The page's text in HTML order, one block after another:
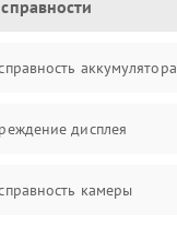
аккумулятора
дисплея
камеры